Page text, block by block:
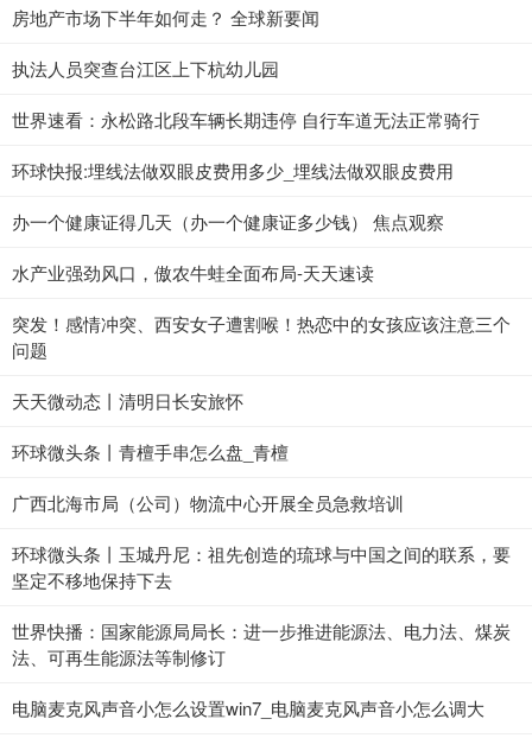
房地产市场下半年如何走？ 全球新要闻
执法人员突查台江区上下杭幼儿园
世界速看：永松路北段车辆长期违停 自行车道无法正常骑行
环球快报:埋线法做双眼皮费用多少_埋线法做双眼皮费用
办一个健康证得几天（办一个健康证多少钱） 焦点观察
水产业强劲风口，傲农牛蛙全面布局-天天速读
突发！感情冲突、西安女子遭割喉！热恋中的女孩应该注意三个
问题
天天微动态丨清明日长安旅怀
环球微头条丨青檀手串怎么盘_青檀
广西北海市局（公司）物流中心开展全员急救培训
环球微头条丨玉城丹尼：祖先创造的琉球与中国之间的联系，要
坚定不移地保持下去
世界快播：国家能源局局长：进一步推进能源法、电力法、煤炭
法、可再生能源法等制修订
电脑麦克风声音小怎么设置win7_电脑麦克风声音小怎么调大